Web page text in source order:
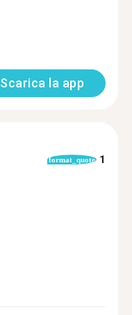
Scarica la app
format_quote 1